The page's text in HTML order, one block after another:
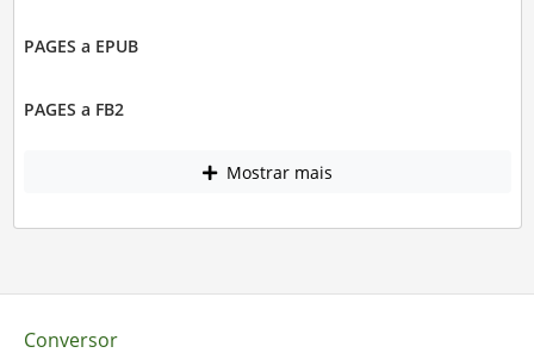
PAGES a EPUB
PAGES a FB2
Mostrar mais
Conversor